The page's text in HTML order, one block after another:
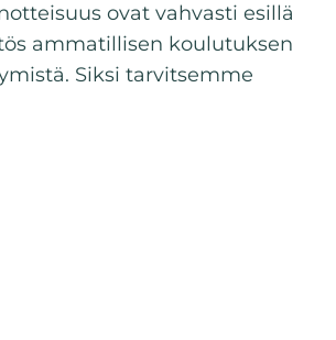
ovat vahvasti esillä
ammatillisen koulutuksen
Siksi tarvitsemme